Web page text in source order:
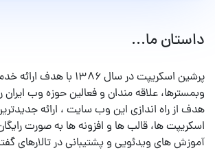
داستان ما...
پرشین اسکریپت در سال ۱۳۸۶ با
وبمسترها، علاقه مندان و فعالین حوزه وب ایران
هدف از راه اندازی این وب سایت ، ارائه
اسکریپت ها، قالب ها و افزونه ها به صورت
آموزش های ویدئویی و پشتیبانی در تالارهای